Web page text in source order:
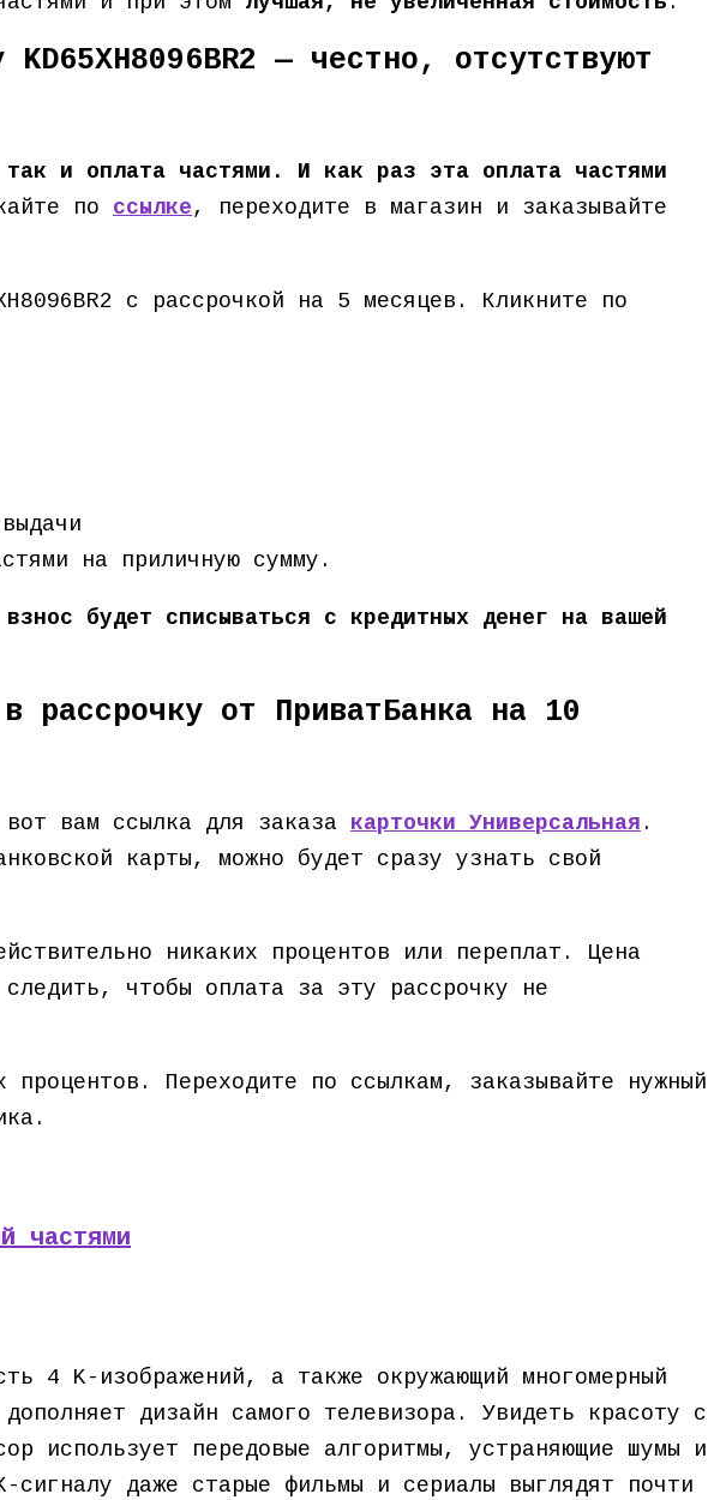
— честно, отсутствуют
и оплата частями. И как раз эта оплата частями
по ссылке, переходите в магазин и заказывайте
с рассрочкой на 5 месяцев. Кликните по
на приличную сумму.
будет списываться с кредитных денег на вашей
в рассрочку от ПриватБанка на 10
вам ссылка для заказа карточки Универсальная .
карты, можно будет сразу узнать свой
никаких процентов или переплат. Цена
чтобы оплата за эту рассрочку не
Переходите по ссылкам, заказывайте нужный
частями
4 K-изображений, а также окружающий многомерный
дизайн самого телевизора. Увидеть красоту с
использует передовые алгоритмы, устраняющие шумы и
сигналу даже старые фильмы и сериалы выглядят почти